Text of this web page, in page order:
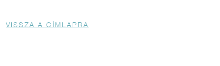
Morzsa
VISSZA A CÍMLAPRA